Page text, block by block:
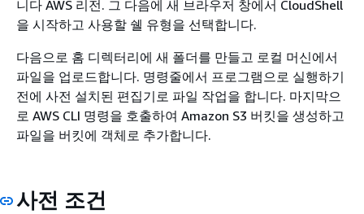
니다 AWS 리전. 그 다음에 새 브라우저 창에서 CloudShell
을 시작하고 사용할 쉘 유형을 선택합니다.
다음으로 홈 디렉터리에 새 폴더를 만들고 로컬 머신에서
파일을 업로드합니다. 명령줄에서 프로그램으로 실행하기
전에 사전 설치된 편집기로 파일 작업을 합니다. 마지막으
로 AWS CLI 명령을 호출하여 Amazon S3 버킷을 생성하고
파일을 버킷에 객체로 추가합니다.
사전 조건